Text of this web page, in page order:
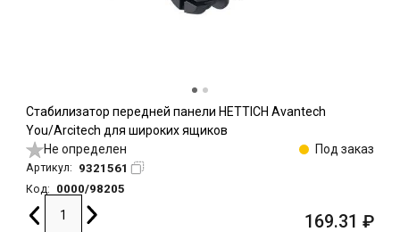
Стабилизатор передней панели HETTICH Avantech
You/Arcitech для широких ящиков
Не определен
Под заказ
Артикул: 9321561
Код: 0000/98205
169.31 ₽